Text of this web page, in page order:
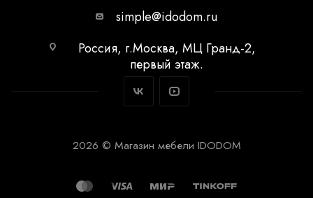
simple@idodom.ru
Россия, г.Москва, МЦ Гранд-2,
первый этаж.
2026 © Магазин мебели IDODOM